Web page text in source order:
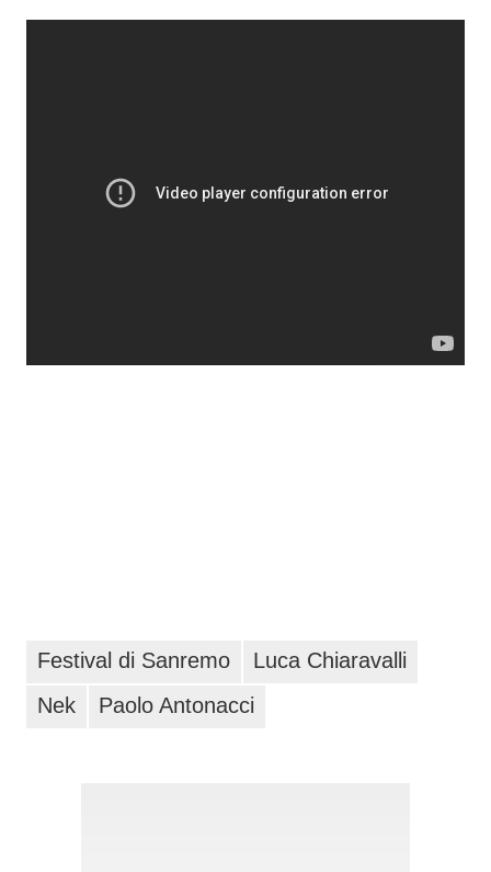
Festival di Sanremo
Luca Chiaravalli
Nek
Paolo Antonacci